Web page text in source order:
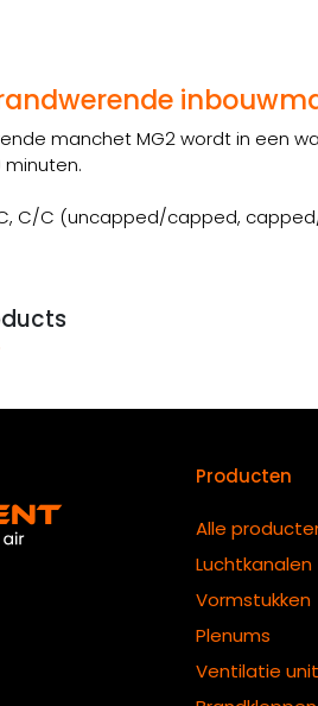
manchet MG2 wordt in een
minuten.
C/C (uncapped/capped,
Producten
Alle
Luchtkanalen
Vormstukken
Plenums
Ventilatie